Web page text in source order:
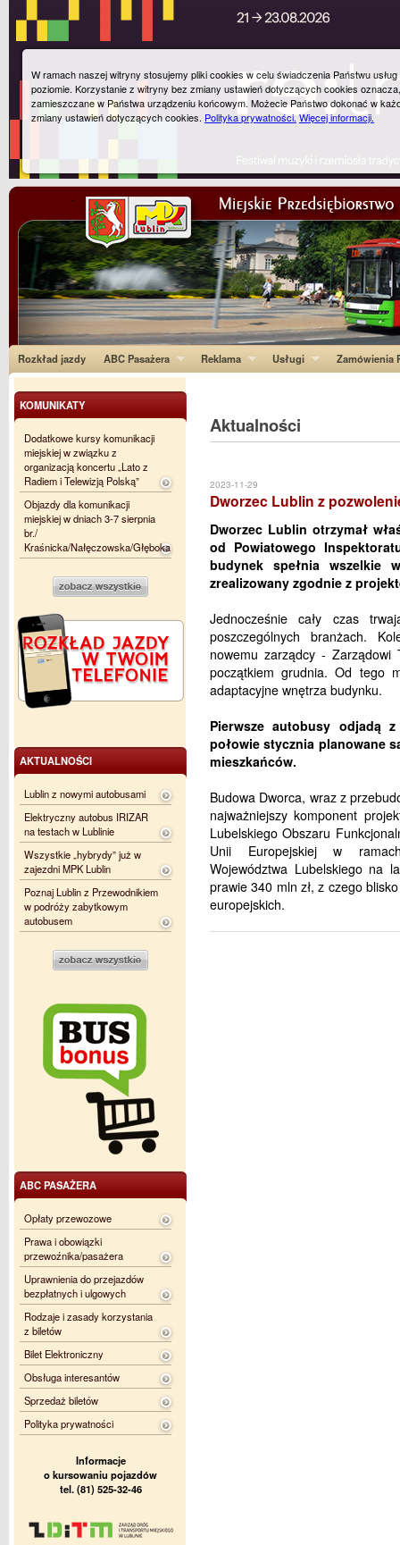
Rozkład jazdy ABC Pasażera Reklama Usługi Zamówienia
Aktualności
2023-11-29
Dworzec Lublin z
Dworzec Lublin otrzymał
od Powiatowego
budynek spełnia wszelkie
zrealizowany zgodnie z
Jednocześnie cały czas
poszczególnych branżach.
nowemu zarządcy -
początkiem grudnia. Od tego
adaptacyjne wnętrza budynku.
Pierwsze autobusy odjadą
połowie stycznia planowane
mieszkańców.
Budowa Dworca, wraz z
najważniejszy komponent
Lubelskiego Obszaru
Unii Europejskiej w
Województwa Lubelskiego na
prawie 340 mln zł, z czego
europejskich.
KOMUNIKATY
Dodatkowe kursy komunikacji
miejskiej w związku z
organizacją koncertu „Lato z
Radiem i Telewizją Polską”
Objazdy dla komunikacji
miejskiej w dniach 3-7 sierpnia
br./
Kraśnicka/Nałęczowska/Głęboka
AKTUALNOŚCI
Lublin z nowymi autobusami
Elektryczny autobus IRIZAR
na testach w Lublinie
Wszystkie „hybrydy” już w
zajezdni MPK Lublin
Poznaj Lublin z Przewodnikiem
w podróży zabytkowym
autobusem
ABC PASAŻERA
Opłaty przewozowe
Prawa i obowiązki
przewoźnika/pasażera
Uprawnienia do przejazdów
bezpłatnych i ulgowych
Rodzaje i zasady korzystania
z biletów
Bilet Elektroniczny
Obsługa interesantów
Sprzedaż biletów
Polityka prywatności
Informacje
o kursowaniu pojazdów
tel. (81) 525-32-46
W ramach naszej witryny stosujemy pliki cookies w celu świadczenia Państwu
poziomie. Korzystanie z witryny bez zmiany ustawień dotyczących cookies
zamieszczane w Państwa urządzeniu końcowym. Możecie Państwo dokonać w
zmiany ustawień dotyczących cookies. Polityka prywatności.Więcej informacji.